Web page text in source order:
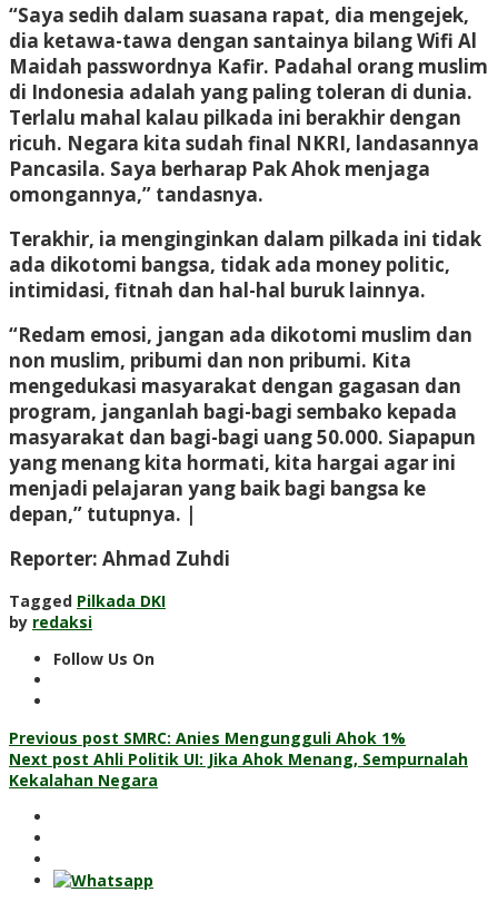
“Saya sedih dalam suasana rapat, dia mengejek,
dia ketawa-tawa dengan santainya bilang Wifi Al
Maidah passwordnya Kafir. Padahal orang muslim
di Indonesia adalah yang paling toleran di dunia.
Terlalu mahal kalau pilkada ini berakhir dengan
ricuh. Negara kita sudah final NKRI, landasannya
Pancasila. Saya berharap Pak Ahok menjaga
omongannya,” tandasnya.
Terakhir, ia menginginkan dalam pilkada ini tidak
ada dikotomi bangsa, tidak ada money politic,
intimidasi, fitnah dan hal-hal buruk lainnya.
“Redam emosi, jangan ada dikotomi muslim dan
non muslim, pribumi dan non pribumi. Kita
mengedukasi masyarakat dengan gagasan dan
program, janganlah bagi-bagi sembako kepada
masyarakat dan bagi-bagi uang 50.000. Siapapun
yang menang kita hormati, kita hargai agar ini
menjadi pelajaran yang baik bagi bangsa ke
depan,” tutupnya. |
Reporter: Ahmad Zuhdi
Tagged Pilkada DKI
by redaksi
Follow Us On
Post
navigation
Previous post SMRC: Anies Mengungguli Ahok 1%
Next post Ahli Politik UI: Jika Ahok Menang, Sempurnalah
Kekalahan Negara